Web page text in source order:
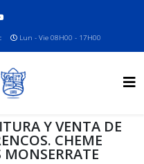
Lun - Vie 08H00 - 17H00
Y VENTA DE
CHEME
MONSERRATE